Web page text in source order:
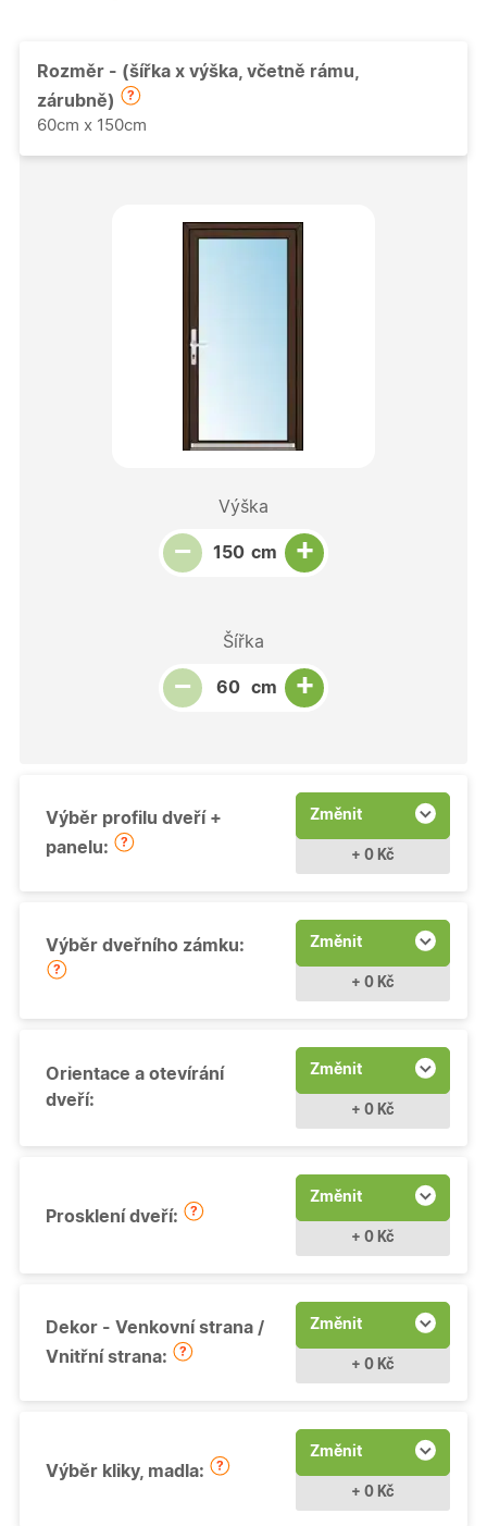
Rozměr - (šířka x výška, včetně rámu,
zárubně)
60cm x 150cm
Výška
−
Snížit množství
Počet kusů
cm +
Zvýšit množství
Šířka
−
Snížit množství
Počet kusů
cm +
Zvýšit množství
Výběr profilu dveří +
panelu:
Změnit
+ 0 Kč
Výběr dveřního zámku: Změnit
+ 0 Kč
Orientace a otevírání
dveří:
Změnit
+ 0 Kč
Prosklení dveří:
Změnit
+ 0 Kč
Dekor - Venkovní strana /
Vnitřní strana:
Změnit
+ 0 Kč
Výběr kliky, madla:
Změnit
+ 0 Kč